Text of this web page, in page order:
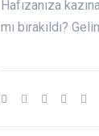
Hafızanıza
mı bırakıldı?